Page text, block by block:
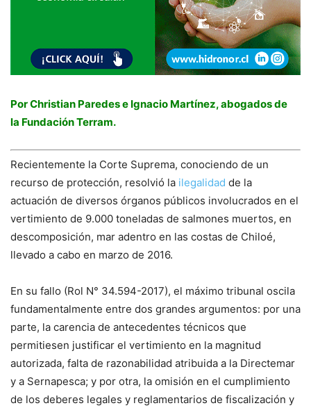
Por Christian Paredese Ignacio Martínez, abogados de
la Fundación Terram.
Recientemente la Corte Suprema, conociendo de un
recurso de protección, resolvió la ilegalidad de la
actuación de diversos órganos públicos involucrados en el
vertimiento de 9.000 toneladas de salmones muertos, en
descomposición, mar adentro en las costas de Chiloé,
llevado a cabo en marzo de 2016.
En su fallo (Rol N° 34.594-2017), el máximo tribunal oscila
fundamentalmente entre dos grandes argumentos: por una
parte, la carencia de antecedentes técnicos que
permitiesen justificar el vertimiento en la magnitud
autorizada, falta de razonabilidad atribuida a la Directemar
y a Sernapesca; y por otra, la omisión en el cumplimiento
de los deberes legales y reglamentarios de fiscalización y